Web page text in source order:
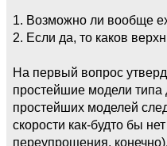
1. Возможно ли вообще
2. Если да, то каков
На первый вопрос
простейшие модели типа
простейших моделей
скорости как-будто бы
переупрощения,